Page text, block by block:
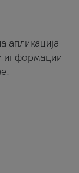
апликација
информации